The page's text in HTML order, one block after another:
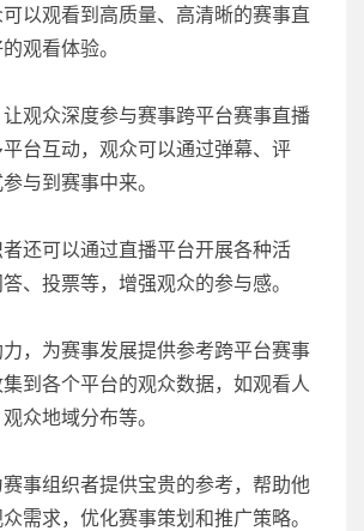
以观看到高质量、高清晰的赛事直
观看体验。
观众深度参与赛事跨平台赛事直播
台互动，观众可以通过弹幕、评
与到赛事中来。
还可以通过直播平台开展各种活
、投票等，增强观众的参与感。
，为赛事发展提供参考跨平台赛事
到各个平台的观众数据，如观看人
众地域分布等。
事组织者提供宝贵的参考，帮助他
需求，优化赛事策划和推广策略。